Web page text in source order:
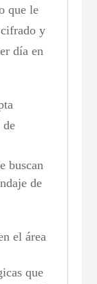
que le
y
día en
de
buscan
de
el área
que